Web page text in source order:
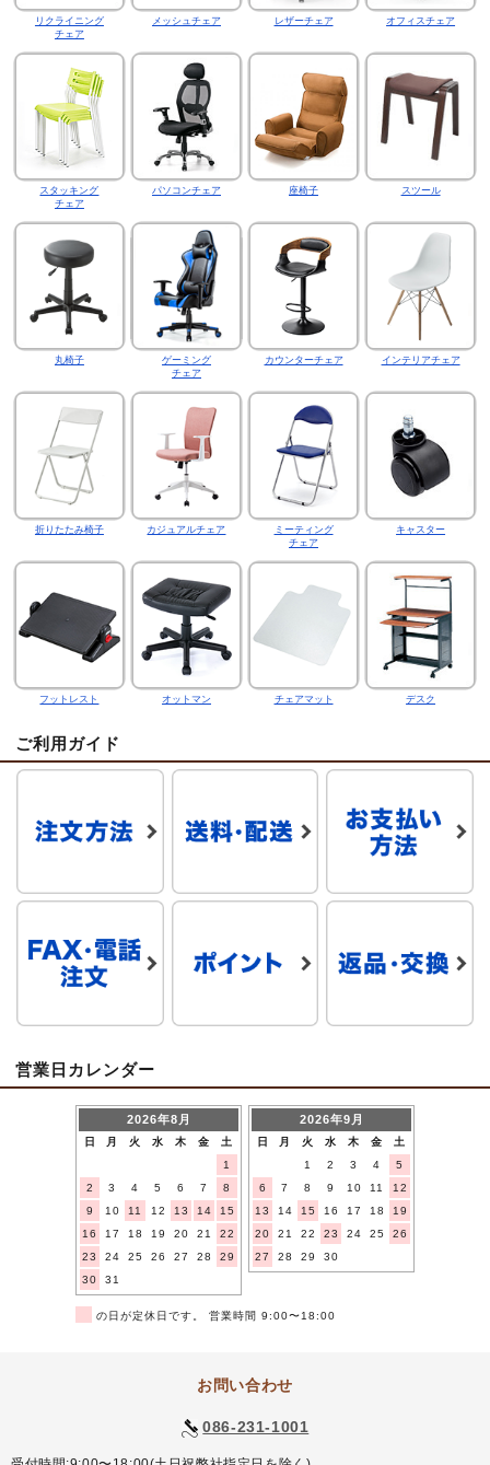
リクライニング
チェア
メッシュチェア レザーチェア オフィスチェア
スタッキング
チェア
パソコンチェア 座椅子 スツール
丸椅子
ゲーミング
チェア
カウンターチェア インテリアチェア
折りたたみ椅子 カジュアルチェア
ミーティング
チェア
キャスター
フットレスト オットマン チェアマット デスク
ご利用ガイド
営業日カレンダー
2026年8月
日 月 火 水 木 金
土
1
2
3 4 5 6 7
8
9
10 11 12 13 14
15
16
17 18 19 20 21
22
23
24 25 26 27 28
29
30
31
2026年9月
日 月 火 水 木 金
土
1
2 3 4
5
6
7 8 9 10 11
12
13
14 15 16 17 18
19
20
21 22 23 24 25
26
27
28 29 30
の日が定休日です。 営業時間 9:00〜18:00
お問い合わせ
086-231-1001